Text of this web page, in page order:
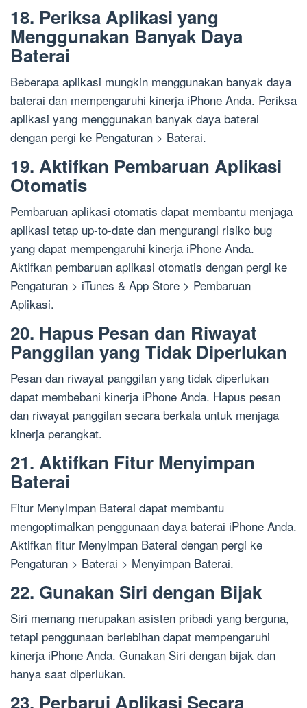
18. Periksa Aplikasi yang
Menggunakan Banyak Daya
Baterai
Beberapa aplikasi mungkin menggunakan banyak daya
baterai dan mempengaruhi kinerja iPhone Anda. Periksa
aplikasi yang menggunakan banyak daya baterai
dengan pergi ke Pengaturan > Baterai.
19. Aktifkan Pembaruan Aplikasi
Otomatis
Pembaruan aplikasi otomatis dapat membantu menjaga
aplikasi tetap up-to-date dan mengurangi risiko bug
yang dapat mempengaruhi kinerja iPhone Anda.
Aktifkan pembaruan aplikasi otomatis dengan pergi ke
Pengaturan > iTunes & App Store > Pembaruan
Aplikasi.
20. Hapus Pesan dan Riwayat
Panggilan yang Tidak Diperlukan
Pesan dan riwayat panggilan yang tidak diperlukan
dapat membebani kinerja iPhone Anda. Hapus pesan
dan riwayat panggilan secara berkala untuk menjaga
kinerja perangkat.
21. Aktifkan Fitur Menyimpan
Baterai
Fitur Menyimpan Baterai dapat membantu
mengoptimalkan penggunaan daya baterai iPhone Anda.
Aktifkan fitur Menyimpan Baterai dengan pergi ke
Pengaturan > Baterai > Menyimpan Baterai.
22. Gunakan Siri dengan Bijak
Siri memang merupakan asisten pribadi yang berguna,
tetapi penggunaan berlebihan dapat mempengaruhi
kinerja iPhone Anda. Gunakan Siri dengan bijak dan
hanya saat diperlukan.
23. Perbarui Aplikasi Secara